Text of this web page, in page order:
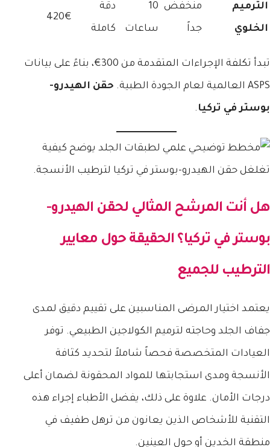
الترميم
الخلوي
منخفض
جداً
10
ساعات
دقة
كاملة
420€
تبدأ تكلفة الإجراءات المتقدمة من 300€، بناءً على بيانات
ASPS العالمية لعام الجودة الطبية. حقن الهيدرو-
بوستر في تركيا .
هل أنت المرشح المثالي لحقن الهيدرو-
بوستر في تركيا؟ الحقيقة حول معايير
الترطيب للجميع
يعتمد اختيار المرضى المناسبين على تقييم دقيق لمدى
جفاف الجلد وحاجته لترميم الكولاجين الطبيعي. توفر
العيادات المتخصصة فحصاً شاملاً لتحديد كثافة
الأنسجة ومدى استجابتها للمواد المحقونة لضمان أعلى
درجات الأمان. علاوة على ذلك، يفضل الأطباء إجراء هذه
التقنية للأشخاص الذين يعانون من ترهل طفيف في
منطقة الخدين أو حول العينين.